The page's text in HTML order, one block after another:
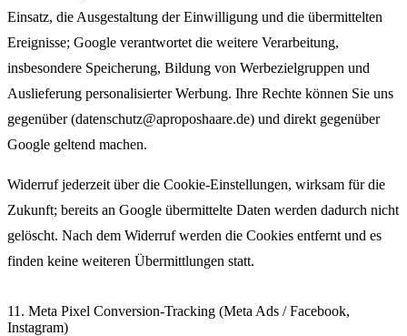
Einsatz, die Ausgestaltung der Einwilligung und die übermittelten
Ereignisse; Google verantwortet die weitere Verarbeitung,
insbesondere Speicherung, Bildung von Werbezielgruppen und
Auslieferung personalisierter Werbung. Ihre Rechte können Sie uns
gegenüber (datenschutz@aproposhaare.de) und direkt gegenüber
Google geltend machen.
Widerruf jederzeit über die Cookie-Einstellungen, wirksam für die
Zukunft; bereits an Google übermittelte Daten werden dadurch nicht
gelöscht. Nach dem Widerruf werden die Cookies entfernt und es
finden keine weiteren Übermittlungen statt.
11. Meta Pixel Conversion-Tracking (Meta Ads / Facebook,
Instagram)